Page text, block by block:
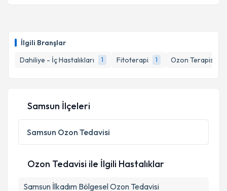
İlgili Branşlar
Dahiliye - İç Hastalıkları
1 Fitoterapi 1 Ozon Terapisi
için bir takvim hazırlandığında e-posta ile
bilgilendireceğiz.
E-posta Adresiniz
Kişisel verilerimin işlenmesine ilişkin
Metni'ni okudum ve kişisel verilerimin belirtilen
Samsun İlçeleri
Samsun Ozon Tedavisi
Ozon Tedavisi ile İlgili Hastalıklar
Samsun İlkadım Bölgesel Ozon Tedavisi